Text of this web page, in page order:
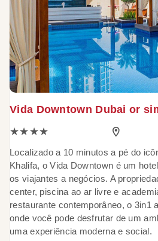
Vida Downtown Dubai or
★★★★
Localizado a 10 minutos a pé do
Khalifa, o Vida Downtown é um
os viajantes a negócios. A
center, piscina ao ar livre e
restaurante contemporâneo, o 3in1
onde você pode desfrutar de um
uma experiência moderna e social.